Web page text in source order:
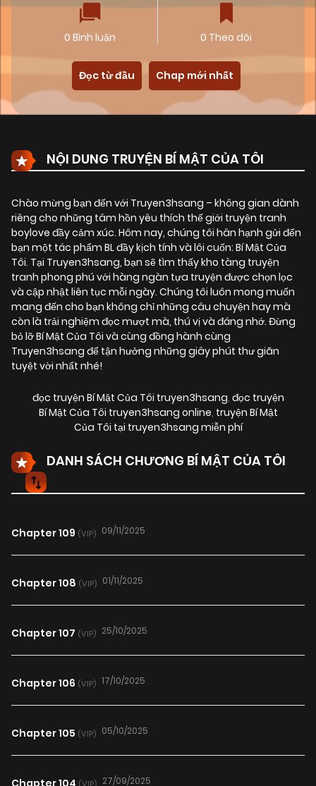
0 Bình luận 0 Theo dõi
Đọc từ đầu Chap mới nhất
NỘI DUNG TRUYỆN BÍ MẬT CỦA TÔI
Chào mừng bạn đến với Truyen3hsang – không gian dành
riêng cho những tâm hồn yêu thích thế giới truyện tranh
boylove đầy cảm xúc. Hôm nay, chúng tôi hân hạnh gửi đến
bạn một tác phẩm BL đầy kịch tính và lôi cuốn: Bí Mật Của
Tôi. Tại Truyen3hsang, bạn sẽ tìm thấy kho tàng truyện
tranh phong phú với hàng ngàn tựa truyện được chọn lọc
và cập nhật liên tục mỗi ngày. Chúng tôi luôn mong muốn
mang đến cho bạn không chỉ những câu chuyện hay mà
còn là trải nghiệm đọc mượt mà, thú vị và đáng nhớ. Đừng
bỏ lỡ Bí Mật Của Tôi và cùng đồng hành cùng
Truyen3hsang để tận hưởng những giây phút thư giãn
tuyệt vời nhất nhé!
đọc truyện Bí Mật Của Tôi truyen3hsang, đọc truyện
Bí Mật Của Tôi truyen3hsang online, truyện Bí Mật
Của Tôi tại truyen3hsang miễn phí
DANH SÁCH CHƯƠNG BÍ MẬT CỦA TÔI
Chapter 109 (VIP) 09/11/2025
Chapter 108 (VIP) 01/11/2025
Chapter 107 (VIP) 25/10/2025
Chapter 106 (VIP) 17/10/2025
Chapter 105 (VIP) 05/10/2025
27/09/2025